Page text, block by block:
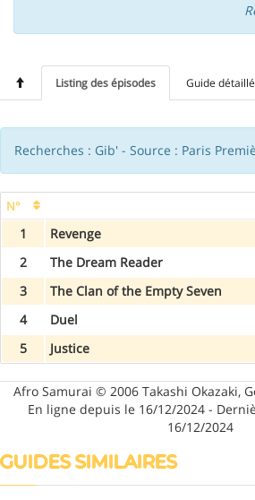
Listing des épisodes Guide détaillé
Recherches : Gib' - Source : Paris
N°
1
Revenge
2
The Dream Reader
3
The Clan of the Empty Seven
4
Duel
5
Justice
Afro Samurai © 2006 Takashi Okazaki,
En ligne depuis le 16/12/2024 -
16/12/2024
GUIDES SIMILAIRES